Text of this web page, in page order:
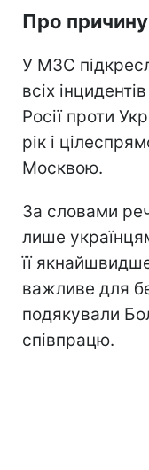
Про причину
У МЗС
всіх
Росії проти
рік і
Москвою.
За словами
лише
її
важливе для
подякували
співпрацю.